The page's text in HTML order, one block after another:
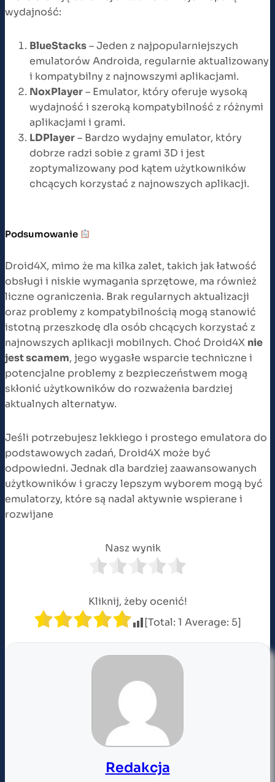
wydajność:
BlueStacks– Jeden z najpopularniejszych
emulatorów Androida, regularnie aktualizowany
i kompatybilny z najnowszymi aplikacjami.
NoxPlayer– Emulator, który oferuje wysoką
wydajność i szeroką kompatybilność z różnymi
aplikacjami i grami.
LDPlayer– Bardzo wydajny emulator, który
dobrze radzi sobie z grami 3D i jest
zoptymalizowany pod kątem użytkowników
chcących korzystać z najnowszych aplikacji.
Podsumowanie
Droid4X, mimo że ma kilka zalet, takich jak łatwość
obsługi i niskie wymagania sprzętowe, ma również
liczne ograniczenia. Brak regularnych aktualizacji
oraz problemy z kompatybilnością mogą stanowić
istotną przeszkodę dla osób chcących korzystać z
najnowszych aplikacji mobilnych. Choć Droid4X nie
jest scamem, jego wygasłe wsparcie techniczne i
potencjalne problemy z bezpieczeństwem mogą
skłonić użytkowników do rozważenia bardziej
aktualnych alternatyw.
Jeśli potrzebujesz lekkiego i prostego emulatora do
podstawowych zadań, Droid4X może być
odpowiedni. Jednak dla bardziej zaawansowanych
użytkowników i graczy lepszym wyborem mogą być
emulatorzy, które są nadal aktywnie wspierane i
rozwijane
Nasz wynik
Kliknij, żeby ocenić!
[Total: 1 Average: 5]
Redakcja